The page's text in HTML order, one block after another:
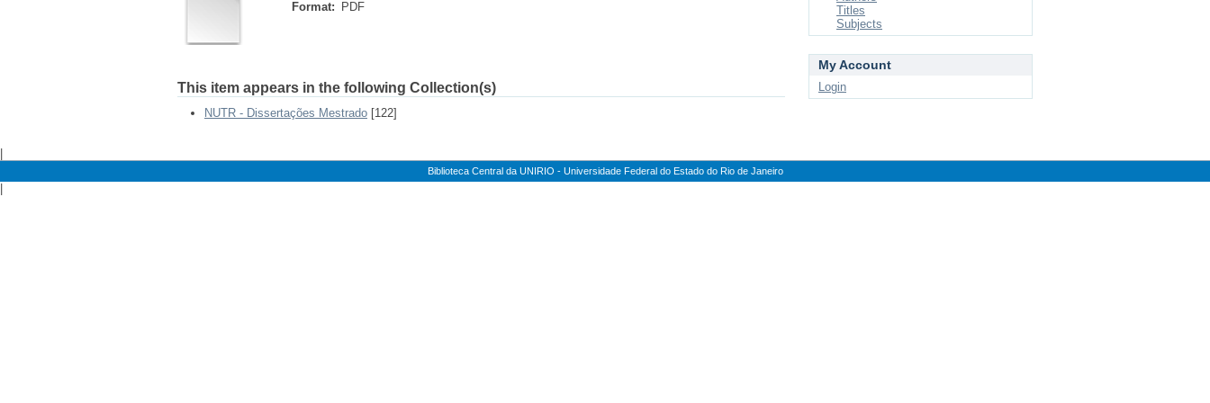
Format:
PDF
This item appears in the following Collection(s)
NUTR - Dissertações Mestrado [122]
Titles
Subjects
My Account
Login
Biblioteca Central da UNIRIO - Universidade Federal do Estado do Rio de Janeiro